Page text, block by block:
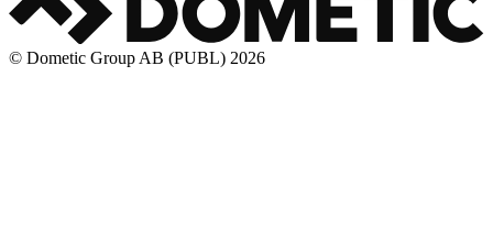
© Dometic Group AB (PUBL) 2026